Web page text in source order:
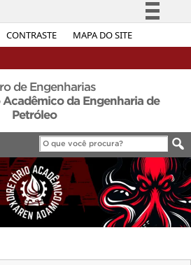
CONTRASTE MAPA DO SITE
Simplifique!
Acesso à informação
Canais
de Engenharias
da Engenharia de
Petróleo